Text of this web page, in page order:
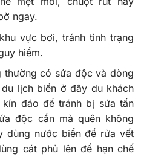
ngay.
vực bơi, tránh tình trạng
hiểm.
thường có sứa độc và dòng
lịch biển ở đây du khách
đáo để tránh bị sứa tấn
độc cắn mà quên không
dùng nước biển để rửa vết
cát phủ lên để hạn chế